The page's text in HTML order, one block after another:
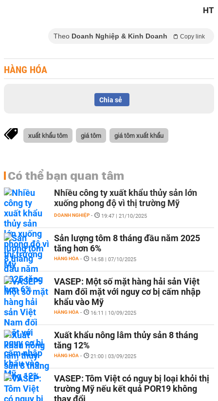
HT
Theo Doanh Nghiệp & Kinh Doanh Copy link
HÀNG HÓA
Chia sẻ
xuất khẩu tôm giá tôm giá tôm xuất khẩu
Có thể bạn quan tâm
Nhiều công ty xuất khẩu thủy sản lớn
xuống phong độ vì thị trường Mỹ
DOANH NGHIỆP - 19:47 | 21/10/2025
Sản lượng tôm 8 tháng đầu năm 2025
tăng hơn 6%
HÀNG HÓA - 14:58 | 07/10/2025
VASEP: Một số mặt hàng hải sản Việt
Nam đối mặt với nguy cơ bị cấm nhập
khẩu vào Mỹ
HÀNG HÓA - 16:11 | 10/09/2025
Xuất khẩu nông lâm thủy sản 8 tháng
tăng 12%
HÀNG HÓA - 21:00 | 03/09/2025
VASEP: Tôm Việt có nguy bị loại khỏi thị
trường Mỹ nếu kết quả POR19 không
thay đổi